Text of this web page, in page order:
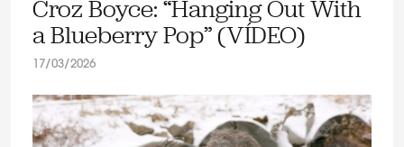
Croz Boyce: “Hanging Out With
a Blueberry Pop” (VÍDEO)
17/03/2026